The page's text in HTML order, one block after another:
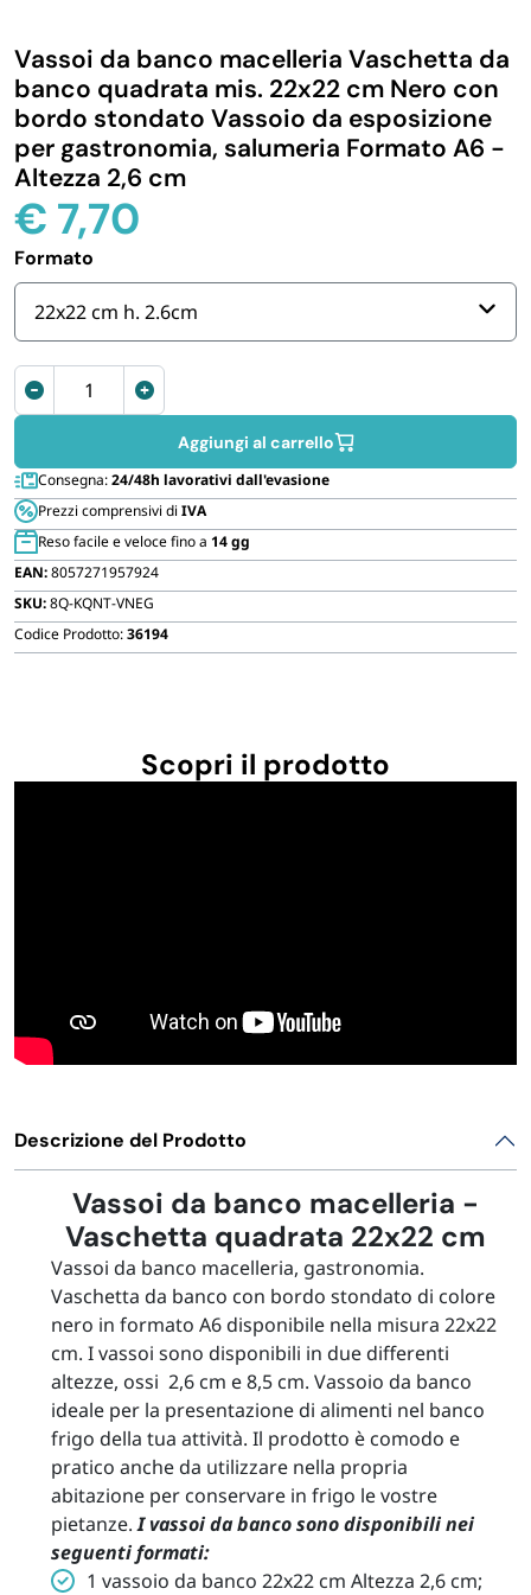
CASA E PERSONA
FERRAMENTA E LINEA AUTO
PERSONA E MEDICALI
AVVOLGENTI E CONTENITORI ALIMENTARI
PET
PARTY
FORNITURE SETTORE HO.RE.CA
BIODEGRADABILE
Vassoi da banco macelleria Vaschetta da
banco quadrata mis. 22x22 cm Nero con
bordo stondato Vassoio da esposizione
per gastronomia, salumeria Formato A6 -
Altezza 2,6 cm
€ 7,70
Formato
22x22 cm h. 2.6cm
Vassoi
da
macelleria
gastronomia
22x22
cm
H
2,6
cm
Aggiungi al carrello
Consegna:24/48h lavorativi dall'evasione
Prezzi comprensivi di IVA
Reso facile e veloce fino a 14 gg
EAN:8057271957924
SKU:8Q-KQNT-VNEG
Codice Prodotto:36194
Scopri il prodotto
Descrizione del Prodotto
Vassoi da banco macelleria -
Vaschetta quadrata 22x22 cm
Vassoi da banco macelleria, gastronomia.
Vaschetta da banco con bordo stondato di colore
nero in formato A6 disponibile nella misura 22x22
cm. I vassoi sono disponibili in due differenti
altezze, ossi 2,6 cm e 8,5 cm. Vassoio da banco
ideale per la presentazione di alimenti nel banco
frigo della tua attività. Il prodotto è comodo e
pratico anche da utilizzare nella propria
abitazione per conservare in frigo le vostre
pietanze.I vassoi da banco sono disponibili nei
seguenti formati:
1 vassoio da banco 22x22 cm Altezza 2,6 cm;